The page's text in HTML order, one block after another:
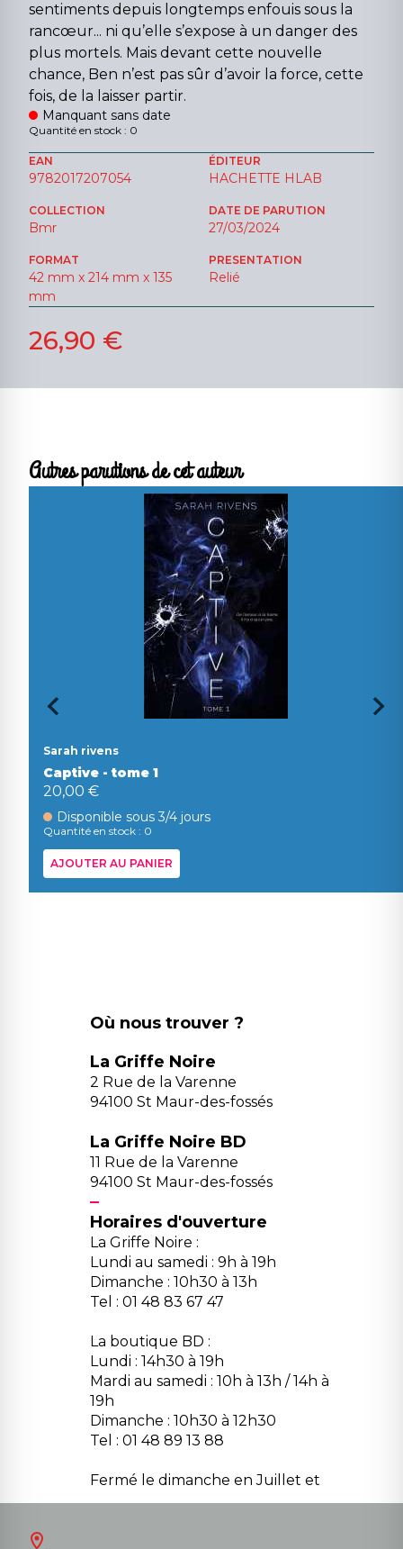
sentiments depuis longtemps enfouis sous la
rancœur... ni qu’elle s’expose à un danger des
plus mortels. Mais devant cette nouvelle
chance, Ben n’est pas sûr d’avoir la force, cette
fois, de la laisser partir.
Manquant sans date
Quantité en stock : 0
EAN
9782017207054
ÉDITEUR
HACHETTE HLAB
COLLECTION
Bmr
DATE DE PARUTION
27/03/2024
FORMAT
42 mm x 214 mm x 135
mm
PRESENTATION
Relié
26,90 €
Autres parutions de cet auteur
Sarah rivens
Captive - tome 1
20,00 €
Disponible sous 3/4 jours
Quantité en stock : 0
AJOUTER AU PANIER
Où nous trouver ?
La Griffe Noire
2 Rue de la Varenne
94100 St Maur-des-fossés
La Griffe Noire BD
11 Rue de la Varenne
94100 St Maur-des-fossés
Horaires d'ouverture
La Griffe Noire :
Lundi au samedi : 9h à 19h
Dimanche : 10h30 à 13h
Tel : 01 48 83 67 47
La boutique BD :
Lundi : 14h30 à 19h
Mardi au samedi : 10h à 13h / 14h à
19h
Dimanche : 10h30 à 12h30
Tel : 01 48 89 13 88
Fermé le dimanche en Juillet et
Août